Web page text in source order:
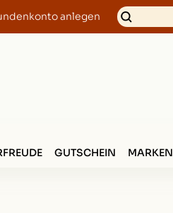
anlegen
GUTSCHEIN MARKEN